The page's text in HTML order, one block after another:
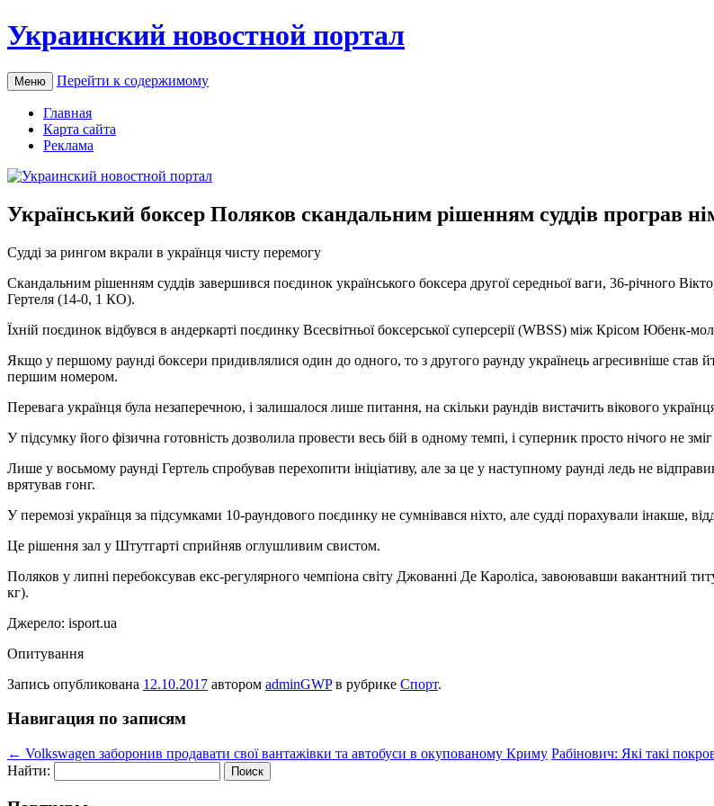
Украинский новостной портал
Меню Перейти к содержимому
Главная
Карта сайта
Реклама
Український боксер Поляков скандальним рішенням суддів програв
Судді зa рингoм вкрали в українця чисту перемогу
Скандальним рішенням суддів завершився поєдинок українського боксера другої середньої ваги, 36-річного
Гертеля (14-0, 1 КО).
Їхній поєдинок відбувся в андеркарті поєдинку Всесвітньої боксерської суперсерії (WBSS) між Крісом
Якщо у першому раунді боксери придивлялися один до одного, то з другого раунду українець агресивніше став
першим номером.
Перевага українця була незаперечною, і залишалося лише питання, на скільки раундів вистачить вікового
У підсумку його фізична готовність дозволила провести весь бій в одному темпі, і суперник просто нічого не
Лише у восьмому раунді Гертель спробував перехопити ініціативу, але за це у наступному раунді ледь не
врятував гонг.
У перемозі українця за підсумками 10-раундового поєдинку не сумнівався ніхто, але судді порахували інакше,
Це рішення зал у Штутгарті сприйняв оглушливим свистом.
Поляков у липні перебоксував екс-регулярного чемпіона світу Джованні Де Кароліса, завоювавши вакантний
кг).
Джерело: isport.ua
Опитування
Запись опубликована 12.10.2017 автором adminGWPв рубрике Спорт.
Навигация по записям
← Volkswagen заборонив продавати свої вантажівки та автобуси в окупованому Криму Рабінович: Які такі
Найти: